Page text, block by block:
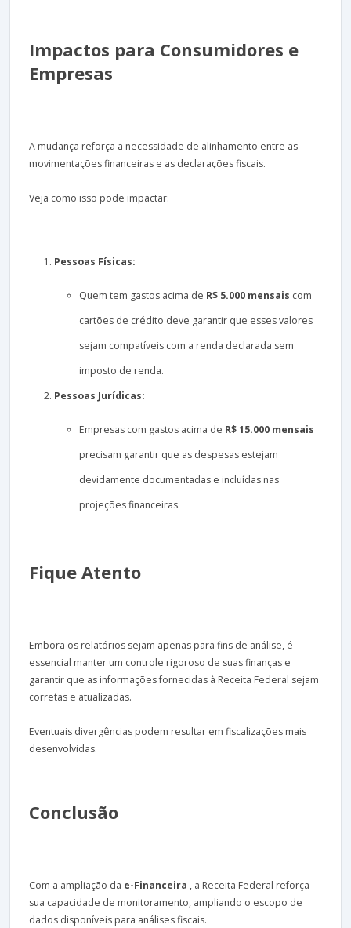
Impactos para Consumidores e
Empresas
A mudança reforça a necessidade de alinhamento entre as
movimentações financeiras e as declarações fiscais.
Veja como isso pode impactar:
Pessoas Físicas:
Quem tem gastos acima de R$ 5.000 mensais com
cartões de crédito deve garantir que esses valores
sejam compatíveis com a renda declarada sem
imposto de renda.
Pessoas Jurídicas:
Empresas com gastos acima de R$ 15.000 mensais
precisam garantir que as despesas estejam
devidamente documentadas e incluídas nas
projeções financeiras.
Fique Atento
Embora os relatórios sejam apenas para fins de análise, é
essencial manter um controle rigoroso de suas finanças e
garantir que as informações fornecidas à Receita Federal sejam
corretas e atualizadas.
Eventuais divergências podem resultar em fiscalizações mais
desenvolvidas.
Conclusão
Com a ampliação da e-Financeira , a Receita Federal reforça
sua capacidade de monitoramento, ampliando o escopo de
dados disponíveis para análises fiscais.